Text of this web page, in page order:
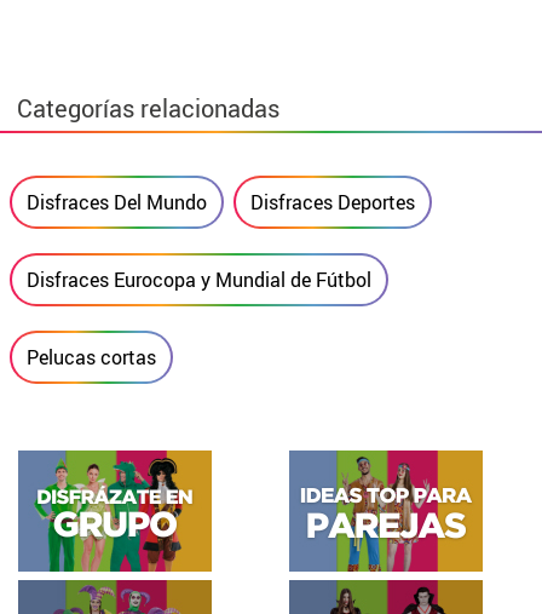
Categorías relacionadas
Disfraces Del Mundo Disfraces Deportes
Disfraces Eurocopa y Mundial de Fútbol
Pelucas cortas